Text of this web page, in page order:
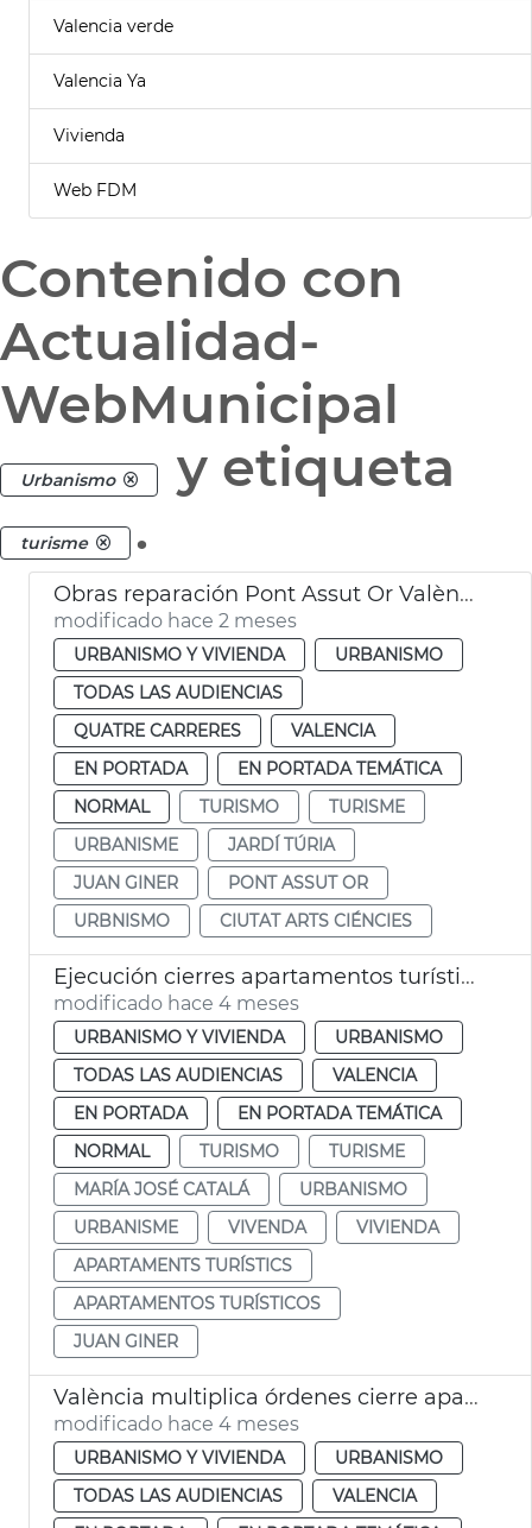
Valencia verde
Valencia Ya
Vivienda
Web FDM
Contenido con
Actualidad-
WebMunicipal
Urbanismo y etiqueta
turisme .
Obras reparación Pont Assut Or València
modificado hace 2 meses
URBANISMO Y VIVIENDA
URBANISMO
TODAS LAS AUDIENCIAS
QUATRE CARRERES
VALENCIA
EN PORTADA
EN PORTADA TEMÁTICA
NORMAL
TURISMO
TURISME
URBANISME
JARDÍ TÚRIA
JUAN GINER
PONT ASSUT OR
URBNISMO
CIUTAT ARTS CIÉNCIES
Ejecución cierres apartamentos turísticos ilegales
modificado hace 4 meses
URBANISMO Y VIVIENDA
URBANISMO
TODAS LAS AUDIENCIAS
VALENCIA
EN PORTADA
EN PORTADA TEMÁTICA
NORMAL
TURISMO
TURISME
MARÍA JOSÉ CATALÁ
URBANISMO
URBANISME
VIVENDA
VIVIENDA
APARTAMENTS TURÍSTICS
APARTAMENTOS TURÍSTICOS
JUAN GINER
València multiplica órdenes cierre apartamentos turísticos irregulares
modificado hace 4 meses
URBANISMO Y VIVIENDA
URBANISMO
TODAS LAS AUDIENCIAS
VALENCIA